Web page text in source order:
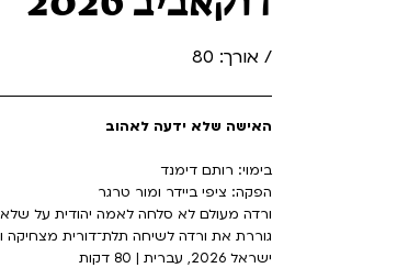
/ אורך: 80
האישה שלא ידעה לאהוב
בימוי: רותם דימנד
הפקה: ציפי ביידר ומור טרגר
ורדה מעולם לא סלחה לאמה יהודית על
גוררת את ורדה לשיחה תלת־דורית
ישראל 2026, עברית | 80 דקות